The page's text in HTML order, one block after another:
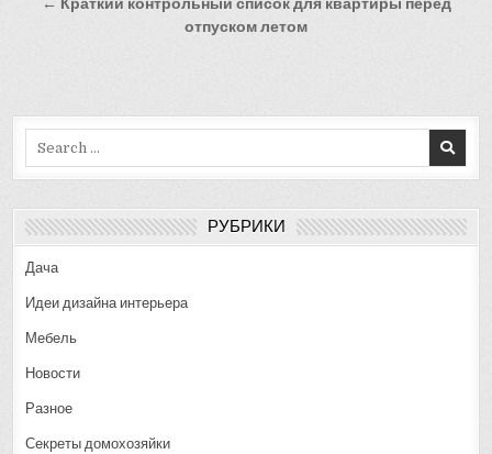
записям
← Краткий контрольный список для квартиры перед
отпуском летом
РУБРИКИ
Дача
Идеи дизайна интерьера
Мебель
Новости
Разное
Секреты домохозяйки